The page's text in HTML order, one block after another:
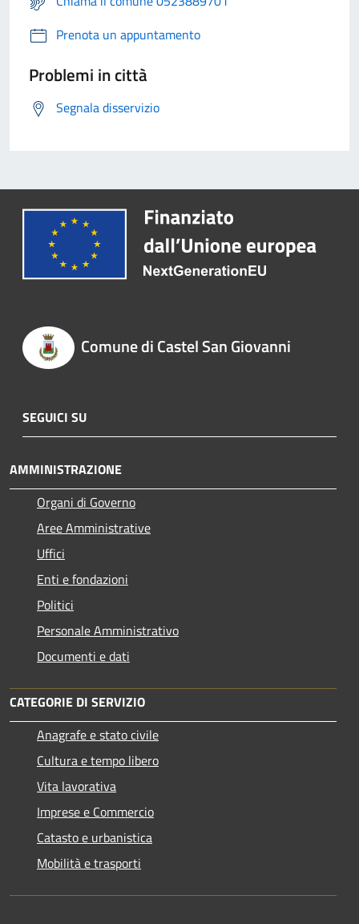
Prenota un appuntamento
Problemi in città
Segnala disservizio
Comune di Castel San Giovanni
SEGUICI SU
AMMINISTRAZIONE
Organi di Governo
Aree Amministrative
Uffici
Enti e fondazioni
Politici
Personale Amministrativo
Documenti e dati
CATEGORIE DI SERVIZIO
Anagrafe e stato civile
Cultura e tempo libero
Vita lavorativa
Imprese e Commercio
Catasto e urbanistica
Mobilità e trasporti